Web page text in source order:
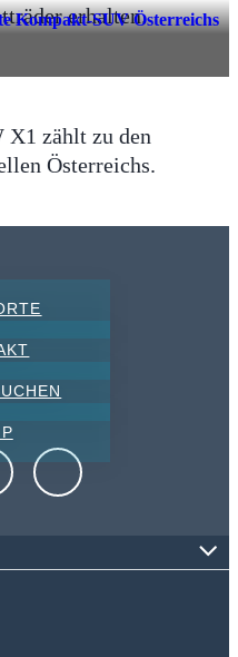
erhalten.
Kompakt-SUV Österreichs
X1 zählt zu den
Österreichs.